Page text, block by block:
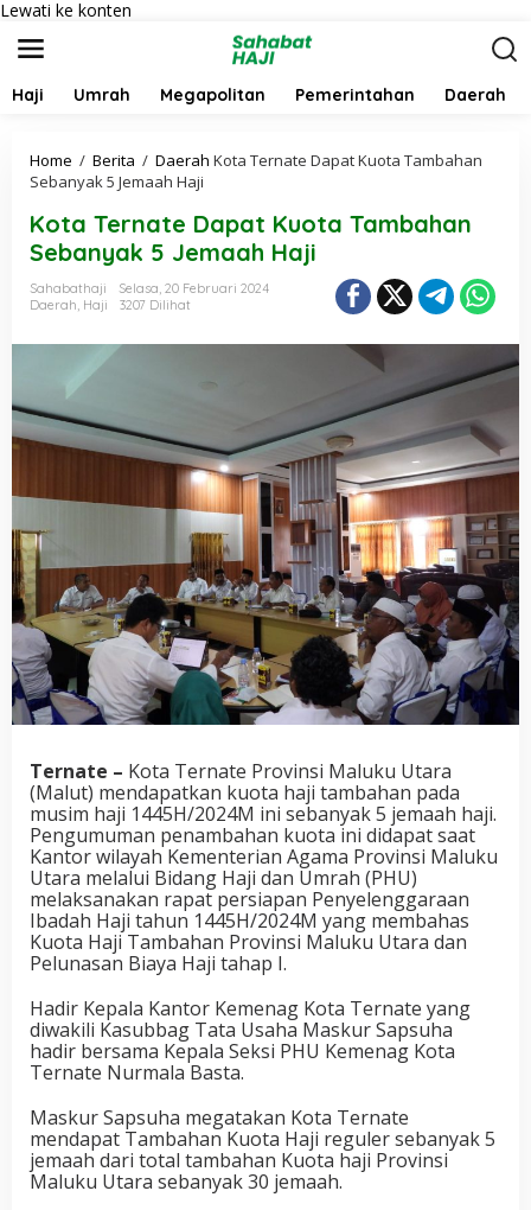
Lewati ke konten
Haji Umrah Megapolitan Pemerintahan Daerah
Home / Berita / Daerah Kota Ternate Dapat Kuota Tambahan
Sebanyak 5 Jemaah Haji
Kota Ternate Dapat Kuota Tambahan
Sebanyak 5 Jemaah Haji
Sahabathaji
Selasa, 20 Februari 2024
Daerah, Haji 3207 Dilihat
Ternate – Kota Ternate Provinsi Maluku Utara
(Malut) mendapatkan kuota haji tambahan pada
musim haji 1445H/2024M ini sebanyak 5 jemaah haji.
Pengumuman penambahan kuota ini didapat saat
Kantor wilayah Kementerian Agama Provinsi Maluku
Utara melalui Bidang Haji dan Umrah (PHU)
melaksanakan rapat persiapan Penyelenggaraan
Ibadah Haji tahun 1445H/2024M yang membahas
Kuota Haji Tambahan Provinsi Maluku Utara dan
Pelunasan Biaya Haji tahap I.
Hadir Kepala Kantor Kemenag Kota Ternate yang
diwakili Kasubbag Tata Usaha Maskur Sapsuha
hadir bersama Kepala Seksi PHU Kemenag Kota
Ternate Nurmala Basta.
Maskur Sapsuha megatakan Kota Ternate
mendapat Tambahan Kuota Haji reguler sebanyak 5
jemaah dari total tambahan Kuota haji Provinsi
Maluku Utara sebanyak 30 jemaah.